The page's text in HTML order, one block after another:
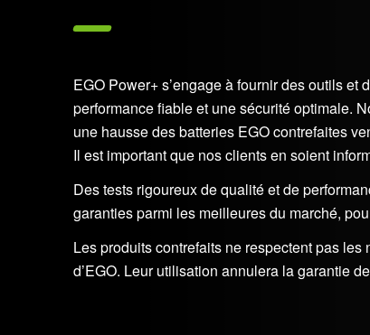
EGO Power+ s’engage à fournir des outils
performance fiable et une sécurité optimale.
une hausse des batteries EGO contrefaites
Il est important que nos clients en soient
Des tests rigoureux de qualité et de
garanties parmi les meilleures du marché,
Les produits contrefaits ne respectent pas
d’EGO. Leur utilisation annulera la garantie